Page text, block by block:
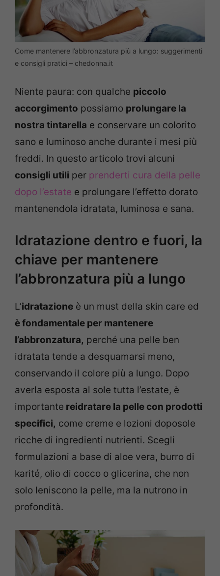
Come mantenere l’abbronzatura più a lungo: suggerimenti
e consigli pratici – chedonna.it
Niente paura: con qualche piccolo
accorgimento possiamo prolungare la
nostra tintarella e conservare un colorito
sano e luminoso anche durante i mesi più
freddi. In questo articolo trovi alcuni
consigli utili per prenderti cura della pelle
dopo l’estate e prolungare l’effetto dorato
mantenendola idratata, luminosa e sana.
Idratazione dentro e fuori, la
chiave per mantenere
l’abbronzatura più a lungo
L’idratazione è un must della skin care ed
è fondamentale per mantenere
l’abbronzatura, perché una pelle ben
idratata tende a desquamarsi meno,
conservando il colore più a lungo. Dopo
averla esposta al sole tutta l’estate, è
importante reidratare la pelle con prodotti
specifici, come creme e lozioni doposole
ricche di ingredienti nutrienti. Scegli
formulazioni a base di aloe vera, burro di
karité, olio di cocco o glicerina, che non
solo leniscono la pelle, ma la nutrono in
profondità.